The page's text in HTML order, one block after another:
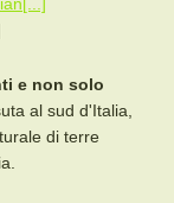
e non solo
al sud d'Italia,
di terre